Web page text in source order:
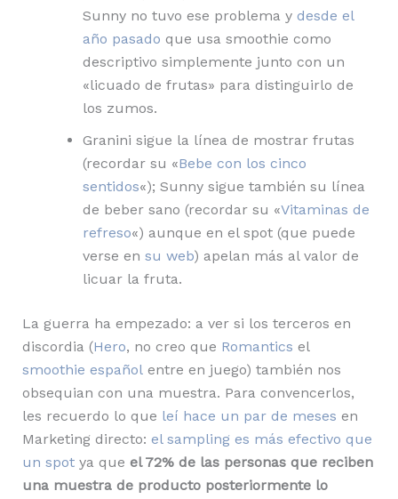
Sunny no tuvo ese problema y desde el
año pasado que usa smoothie como
descriptivo simplemente junto con un
«licuado de frutas» para distinguirlo de
los zumos.
Granini sigue la línea de mostrar frutas
(recordar su «Bebe con los cinco
sentidos«); Sunny sigue también su línea
de beber sano (recordar su «Vitaminas de
refreso«) aunque en el spot (que puede
verse en su web) apelan más al valor de
licuar la fruta.
La guerra ha empezado: a ver si los terceros en
discordia (Hero, no creo que Romantics el
smoothie españolentre en juego) también nos
obsequian con una muestra. Para convencerlos,
les recuerdo lo que leí hace un par de meses en
Marketing directo: el sampling es más efectivo que
un spotya que el 72% de las personas que reciben
una muestra de producto posteriormente lo